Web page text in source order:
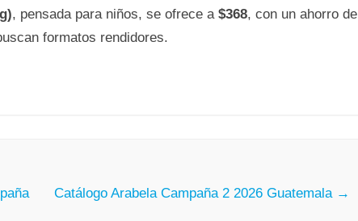
, pensada para niños, se ofrece a $368, con un ahorro de
formatos rendidores.
Catálogo Arabela Campaña 2 2026 Guatemala →